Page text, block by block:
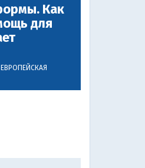
Как
для
ЕВРОПЕЙСКАЯ